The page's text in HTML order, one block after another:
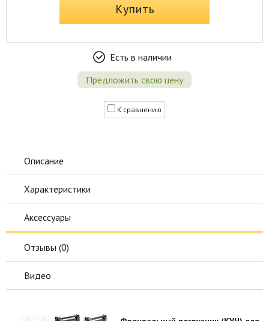
Купить
Есть в наличии
Предложить свою цену
К сравнению
Описание
Характеристики
Аксессуары
Отзывы (0)
Видео